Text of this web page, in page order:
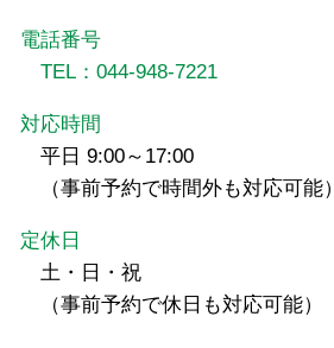
電話番号
TEL：044-948-7221
対応時間
平日 9:00～17:00
（事前予約で時間外も対応可能）
定休日
土・日・祝
（事前予約で休日も対応可能）